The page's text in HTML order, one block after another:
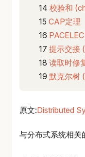
校验和
CAP定理
提示交接
读取时修
默克尔树
原文:Distributed
与分布式系统相关